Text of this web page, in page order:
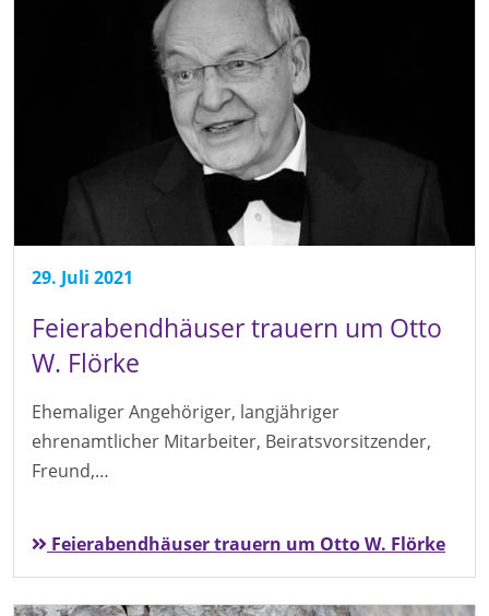
29. Juli 2021
Feierabendhäuser trauern um Otto
W. Flörke
Ehemaliger Angehöriger, langjähriger
ehrenamtlicher Mitarbeiter, Beiratsvorsitzender,
Freund,…
Feierabendhäuser trauern um Otto W. Flörke